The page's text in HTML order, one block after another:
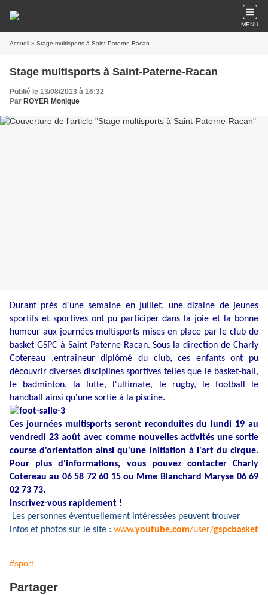
MENU
Accueil » Stage multisports à Saint-Paterne-Racan
Stage multisports à Saint-Paterne-Racan
Publié le 13/08/2013 à 16:32
Par ROYER Monique
Durant près d'une semaine en juillet, une dizaine de jeunes
sportifs et sportives ont pu participer dans la joie et la bonne
humeur aux journées multisports mises en place par le club de
basket GSPC à Saint Paterne Racan. Sous la direction de Charly
Cotereau ,entraîneur diplômé du club, ces enfants ont pu
découvrir diverses disciplines sportives telles que le basket-ball,
le badminton, la lutte, l'ultimate, le rugby, le football le
handball ainsi qu'une sortie à la piscine.
Ces journées multisports seront reconduites du lundi 19 au
vendredi 23 août avec comme nouvelles activités une sortie
course d'orientation ainsi qu'une initiation à l'art du cirque.
Pour plus d'informations, vous pouvez contacter Charly
Cotereau au 06 58 72 60 15 ou Mme Blanchard Maryse 06 69
02 73 73.
Inscrivez-vous rapidement !
Les personnes éventuellement intéressées peuvent trouver
infos et photos sur le site : www.youtube.com/user/gspcbasket
#sport
Partager